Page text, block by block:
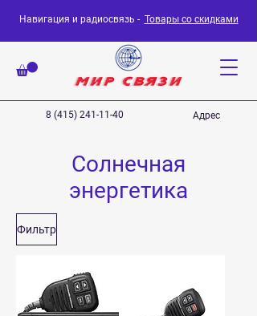
Навигация и радиосвязь - Товары со скидками
8 (415) 241-11-40 Адрес
Солнечная
энергетика
Фильтр